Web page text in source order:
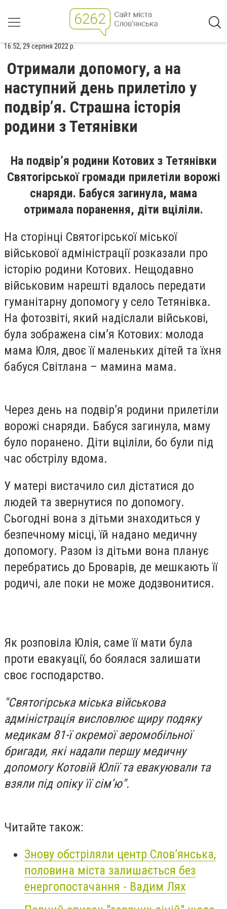
16:52, 29 серпня 2022 р.
Отримали допомогу, а на
наступний день прилетіло у
подвір’я. Страшна історія
родини з Тетянівки
На подвір’я родини Котових з Тетянівки
Святогірської громади прилетіли ворожі
снаряди. Бабуся загинула, мама
отримала поранення, діти вціліли.
На сторінці Святогірської міської
військової адміністрації розказали про
історію родини Котових. Нещодавно
військовим нарешті вдалось передати
гуманітарну допомогу у село Тетянівка.
На фотозвіті, який надіслали військові,
була зображена сім’я Котових: молода
мама Юля, двоє її маленьких дітей та їхня
бабуся Світлана – мамина мама.
Через день на подвір’я родини прилетіли
ворожі снаряди. Бабуся загинула, маму
було поранено. Діти вціліли, бо були під
час обстрілу вдома.
У матері вистачило сил дістатися до
людей та звернутися по допомогу.
Сьогодні вона з дітьми знаходиться у
безпечному місці, їй надано медичну
допомогу. Разом із дітьми вона планує
перебратись до Броварів, де мешкають її
родичі, але поки не може додзвонитися.
Як розповіла Юлія, саме її мати була
проти евакуації, бо боялася залишати
своє господарство.
"Святогірська міська військова
адміністрація висловлює щиру подяку
медикам 81-ї окремої аеромобільної
бригади, які надали першу медичну
допомогу Котовій Юлії та евакуювали та
взяли під опіку її сім’ю".
Читайте також:
Знову обстріляли центр Слов’янська,
половина міста залишається без
енергопостачання - Вадим Лях